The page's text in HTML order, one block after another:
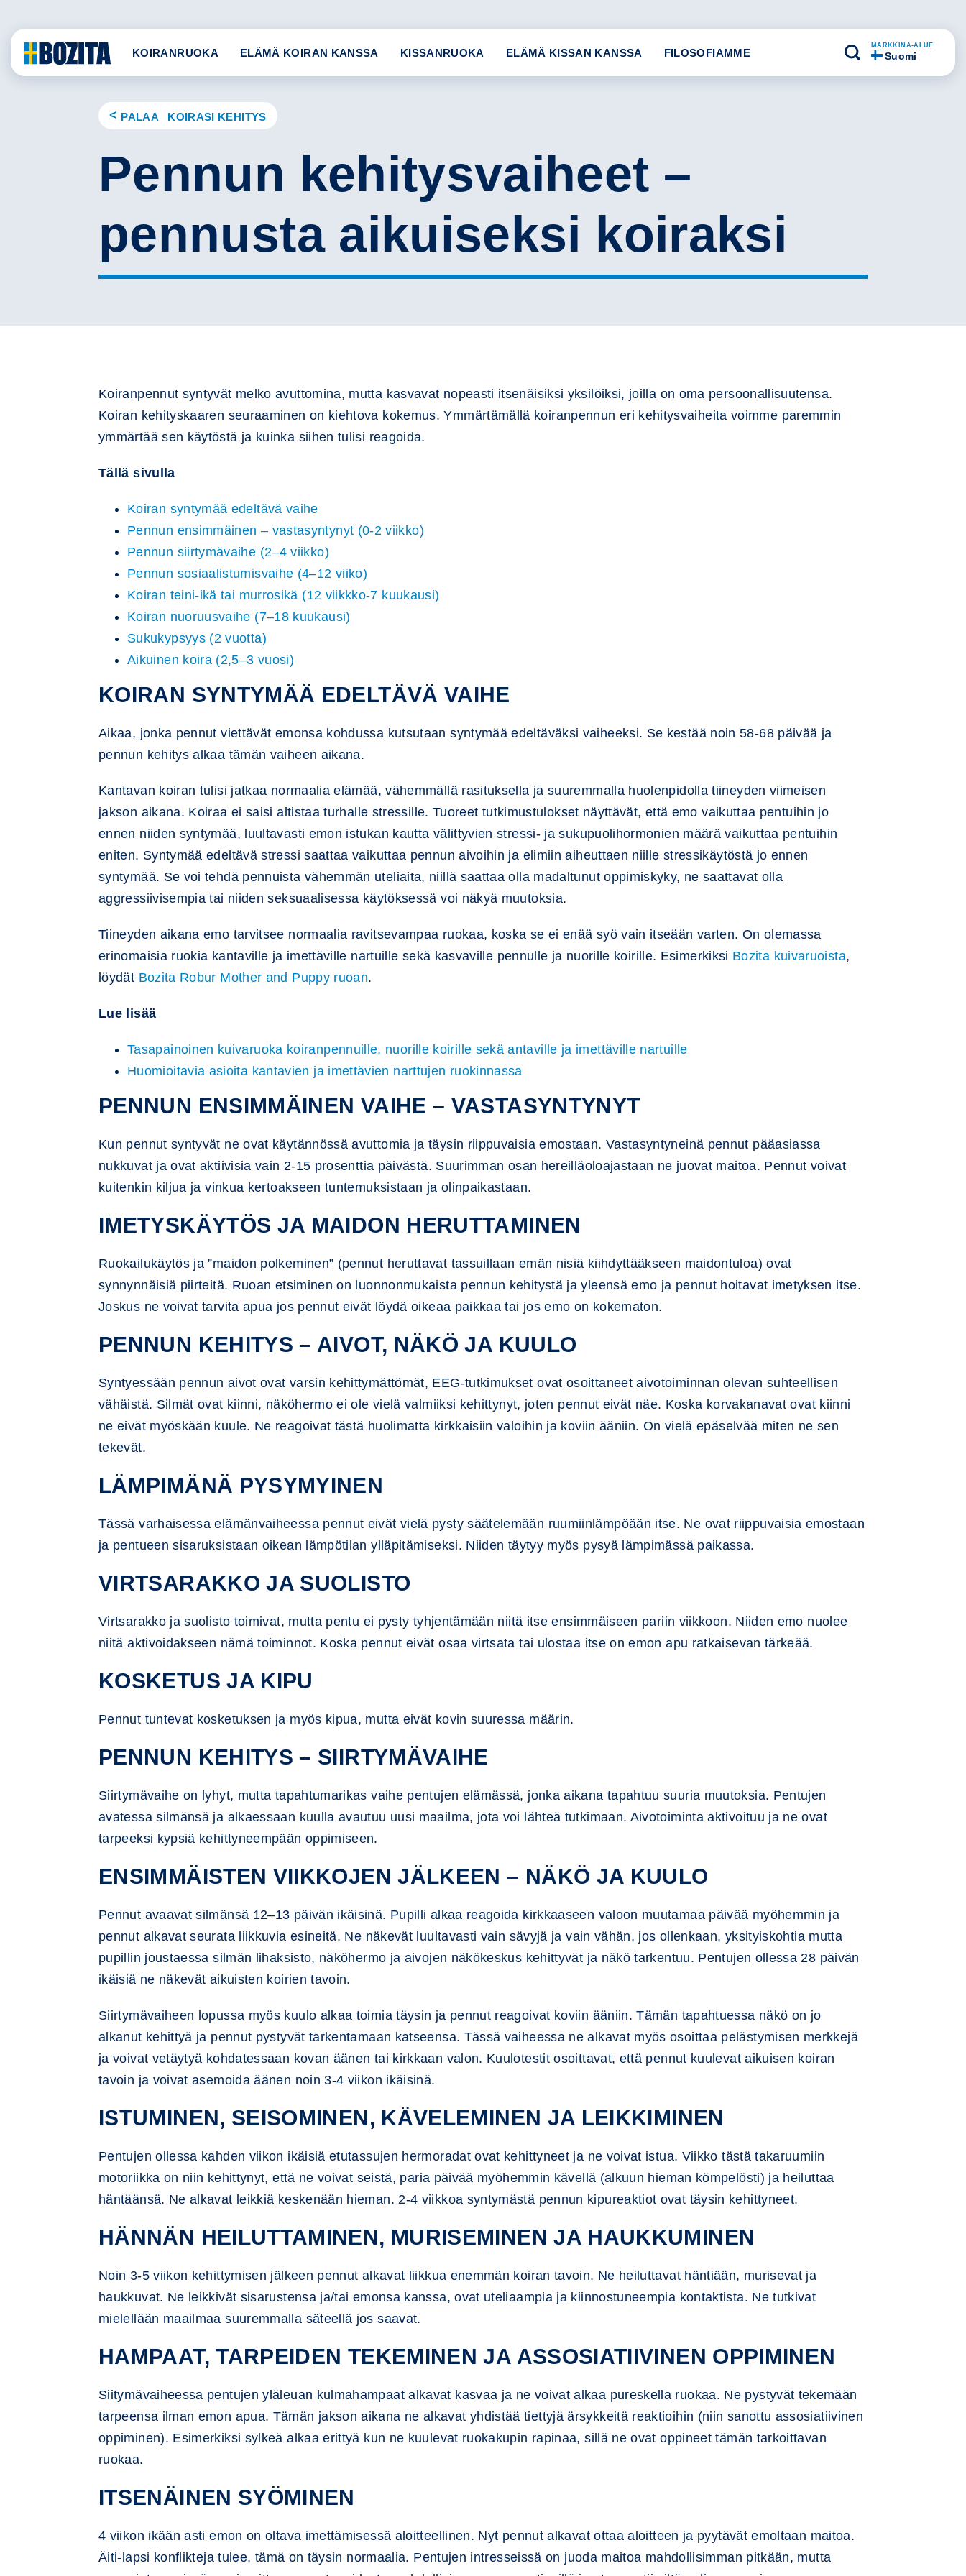
content
KOIRANRUOKA ELÄMÄ KOIRAN KANSSA KISSANRUOKA ELÄMÄ KISSAN KANSSA FILOSOFIAMME
MARKKINA-ALUE
Suomi
PALAA KOIRASI KEHITYS
Pennun kehitysvaiheet –
pennusta aikuiseksi koiraksi
Koiranpennut syntyvät melko avuttomina, mutta kasvavat nopeasti itsenäisiksi yksilöiksi, joilla on oma persoonallisuutensa.
Koiran kehityskaaren seuraaminen on kiehtova kokemus. Ymmärtämällä koiranpennun eri kehitysvaiheita voimme paremmin
ymmärtää sen käytöstä ja kuinka siihen tulisi reagoida.
Tällä sivulla
Koiran syntymää edeltävä vaihe
Pennun ensimmäinen – vastasyntynyt (0-2 viikko)
Pennun siirtymävaihe (2–4 viikko)
Pennun sosiaalistumisvaihe (4–12 viiko)
Koiran teini-ikä tai murrosikä (12 viikkko-7 kuukausi)
Koiran nuoruusvaihe (7–18 kuukausi)
Sukukypsyys (2 vuotta)
Aikuinen koira (2,5–3 vuosi)
KOIRAN SYNTYMÄÄ EDELTÄVÄ VAIHE
Aikaa, jonka pennut viettävät emonsa kohdussa kutsutaan syntymää edeltäväksi vaiheeksi. Se kestää noin 58-68 päivää ja
pennun kehitys alkaa tämän vaiheen aikana.
Kantavan koiran tulisi jatkaa normaalia elämää, vähemmällä rasituksella ja suuremmalla huolenpidolla tiineyden viimeisen
jakson aikana. Koiraa ei saisi altistaa turhalle stressille. Tuoreet tutkimustulokset näyttävät, että emo vaikuttaa pentuihin jo
ennen niiden syntymää, luultavasti emon istukan kautta välittyvien stressi- ja sukupuolihormonien määrä vaikuttaa pentuihin
eniten. Syntymää edeltävä stressi saattaa vaikuttaa pennun aivoihin ja elimiin aiheuttaen niille stressikäytöstä jo ennen
syntymää. Se voi tehdä pennuista vähemmän uteliaita, niillä saattaa olla madaltunut oppimiskyky, ne saattavat olla
aggressiivisempia tai niiden seksuaalisessa käytöksessä voi näkyä muutoksia.
Tiineyden aikana emo tarvitsee normaalia ravitsevampaa ruokaa, koska se ei enää syö vain itseään varten. On olemassa
erinomaisia ruokia kantaville ja imettäville nartuille sekä kasvaville pennulle ja nuorille koirille. Esimerkiksi Bozita kuivaruoista,
löydät Bozita Robur Mother and Puppy ruoan.
Lue lisää
Tasapainoinen kuivaruoka koiranpennuille, nuorille koirille sekä antaville ja imettäville nartuille
Huomioitavia asioita kantavien ja imettävien narttujen ruokinnassa
PENNUN ENSIMMÄINEN VAIHE – VASTASYNTYNYT
Kun pennut syntyvät ne ovat käytännössä avuttomia ja täysin riippuvaisia emostaan. Vastasyntyneinä pennut pääasiassa
nukkuvat ja ovat aktiivisia vain 2-15 prosenttia päivästä. Suurimman osan hereilläoloajastaan ne juovat maitoa. Pennut voivat
kuitenkin kiljua ja vinkua kertoakseen tuntemuksistaan ja olinpaikastaan.
IMETYSKÄYTÖS JA MAIDON HERUTTAMINEN
Ruokailukäytös ja ”maidon polkeminen” (pennut heruttavat tassuillaan emän nisiä kiihdyttääkseen maidontuloa) ovat
synnynnäisiä piirteitä. Ruoan etsiminen on luonnonmukaista pennun kehitystä ja yleensä emo ja pennut hoitavat imetyksen itse.
Joskus ne voivat tarvita apua jos pennut eivät löydä oikeaa paikkaa tai jos emo on kokematon.
PENNUN KEHITYS – AIVOT, NÄKÖ JA KUULO
Syntyessään pennun aivot ovat varsin kehittymättömät, EEG-tutkimukset ovat osoittaneet aivotoiminnan olevan suhteellisen
vähäistä. Silmät ovat kiinni, näköhermo ei ole vielä valmiiksi kehittynyt, joten pennut eivät näe. Koska korvakanavat ovat kiinni
ne eivät myöskään kuule. Ne reagoivat tästä huolimatta kirkkaisiin valoihin ja koviin ääniin. On vielä epäselvää miten ne sen
tekevät.
LÄMPIMÄNÄ PYSYMYINEN
Tässä varhaisessa elämänvaiheessa pennut eivät vielä pysty säätelemään ruumiinlämpöään itse. Ne ovat riippuvaisia emostaan
ja pentueen sisaruksistaan oikean lämpötilan ylläpitämiseksi. Niiden täytyy myös pysyä lämpimässä paikassa.
VIRTSARAKKO JA SUOLISTO
Virtsarakko ja suolisto toimivat, mutta pentu ei pysty tyhjentämään niitä itse ensimmäiseen pariin viikkoon. Niiden emo nuolee
niitä aktivoidakseen nämä toiminnot. Koska pennut eivät osaa virtsata tai ulostaa itse on emon apu ratkaisevan tärkeää.
KOSKETUS JA KIPU
Pennut tuntevat kosketuksen ja myös kipua, mutta eivät kovin suuressa määrin.
PENNUN KEHITYS – SIIRTYMÄVAIHE
Siirtymävaihe on lyhyt, mutta tapahtumarikas vaihe pentujen elämässä, jonka aikana tapahtuu suuria muutoksia. Pentujen
avatessa silmänsä ja alkaessaan kuulla avautuu uusi maailma, jota voi lähteä tutkimaan. Aivotoiminta aktivoituu ja ne ovat
tarpeeksi kypsiä kehittyneempään oppimiseen.
ENSIMMÄISTEN VIIKKOJEN JÄLKEEN – NÄKÖ JA KUULO
Pennut avaavat silmänsä 12–13 päivän ikäisinä. Pupilli alkaa reagoida kirkkaaseen valoon muutamaa päivää myöhemmin ja
pennut alkavat seurata liikkuvia esineitä. Ne näkevät luultavasti vain sävyjä ja vain vähän, jos ollenkaan, yksityiskohtia mutta
pupillin joustaessa silmän lihaksisto, näköhermo ja aivojen näkökeskus kehittyvät ja näkö tarkentuu. Pentujen ollessa 28 päivän
ikäisiä ne näkevät aikuisten koirien tavoin.
Siirtymävaiheen lopussa myös kuulo alkaa toimia täysin ja pennut reagoivat koviin ääniin. Tämän tapahtuessa näkö on jo
alkanut kehittyä ja pennut pystyvät tarkentamaan katseensa. Tässä vaiheessa ne alkavat myös osoittaa pelästymisen merkkejä
ja voivat vetäytyä kohdatessaan kovan äänen tai kirkkaan valon. Kuulotestit osoittavat, että pennut kuulevat aikuisen koiran
tavoin ja voivat asemoida äänen noin 3-4 viikon ikäisinä.
ISTUMINEN, SEISOMINEN, KÄVELEMINEN JA LEIKKIMINEN
Pentujen ollessa kahden viikon ikäisiä etutassujen hermoradat ovat kehittyneet ja ne voivat istua. Viikko tästä takaruumiin
motoriikka on niin kehittynyt, että ne voivat seistä, paria päivää myöhemmin kävellä (alkuun hieman kömpelösti) ja heiluttaa
häntäänsä. Ne alkavat leikkiä keskenään hieman. 2-4 viikkoa syntymästä pennun kipureaktiot ovat täysin kehittyneet.
HÄNNÄN HEILUTTAMINEN, MURISEMINEN JA HAUKKUMINEN
Noin 3-5 viikon kehittymisen jälkeen pennut alkavat liikkua enemmän koiran tavoin. Ne heiluttavat häntiään, murisevat ja
haukkuvat. Ne leikkivät sisarustensa ja/tai emonsa kanssa, ovat uteliaampia ja kiinnostuneempia kontaktista. Ne tutkivat
mielellään maailmaa suuremmalla säteellä jos saavat.
HAMPAAT, TARPEIDEN TEKEMINEN JA ASSOSIATIIVINEN OPPIMINEN
Siitymävaiheessa pentujen yläleuan kulmahampaat alkavat kasvaa ja ne voivat alkaa pureskella ruokaa. Ne pystyvät tekemään
tarpeensa ilman emon apua. Tämän jakson aikana ne alkavat yhdistää tiettyjä ärsykkeitä reaktioihin (niin sanottu assosiatiivinen
oppiminen). Esimerkiksi sylkeä alkaa erittyä kun ne kuulevat ruokakupin rapinaa, sillä ne ovat oppineet tämän tarkoittavan
ruokaa.
ITSENÄINEN SYÖMINEN
4 viikon ikään asti emon on oltava imettämisessä aloitteellinen. Nyt pennut alkavat ottaa aloitteen ja pyytävät emoltaan maitoa.
Äiti-lapsi konflikteja tulee, tämä on täysin normaalia. Pentujen intresseissä on juoda maitoa mahdollisimman pitkään, mutta